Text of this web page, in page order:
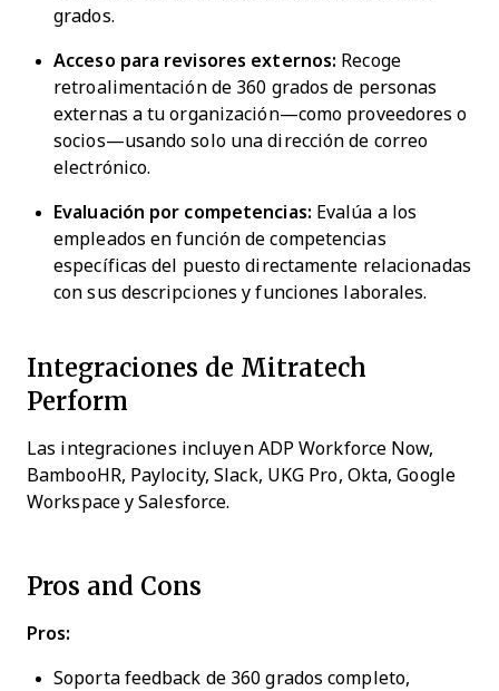
grados.
Acceso para revisores externos: Recoge
retroalimentación de 360 grados de personas
externas a tu organización—como proveedores o
socios—usando solo una dirección de correo
electrónico.
Evaluación por competencias: Evalúa a los
empleados en función de competencias
específicas del puesto directamente relacionadas
con sus descripciones y funciones laborales.
Integraciones de Mitratech
Perform
Las integraciones incluyen ADP Workforce Now,
BambooHR, Paylocity, Slack, UKG Pro, Okta, Google
Workspace y Salesforce.
Pros and Cons
Pros:
Soporta feedback de 360 grados completo,